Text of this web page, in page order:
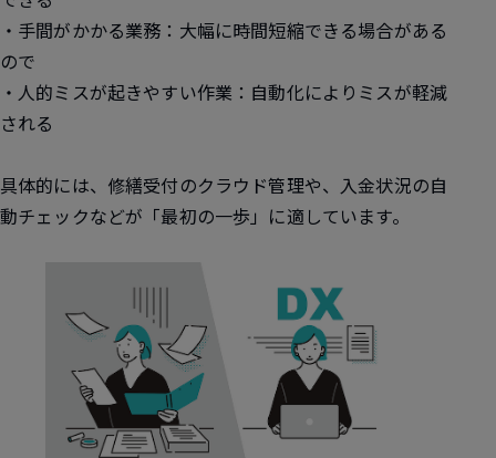
・手間がかかる業務：大幅に時間短縮できる場合がある
ので
・人的ミスが起きやすい作業：自動化によりミスが軽減
される
具体的には、修繕受付のクラウド管理や、入金状況の自
動チェックなどが「最初の一歩」に適しています。